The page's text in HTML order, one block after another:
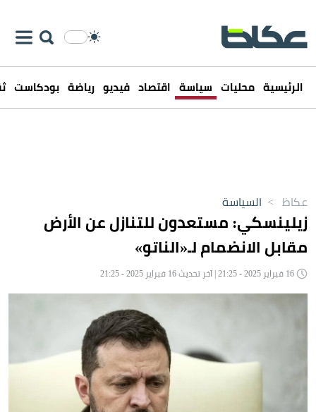
الرئيسية محليات سياسة اقتصاد فيديو رياضة بودكاست
عكاظ > السياسة
زيلينسكي: مستعدون للتنازل عن الأرض
مقابل الانضمام لـ«الناتو»